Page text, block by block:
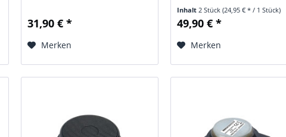
Membranaufhängung.
Schallaustritt. Alu
Technische Daten: Typ:...
31,90 € *
Merken
Impedanz: 4 Ohm;
Frequenzbereich: 70 - 18000
Gewicht: 500 g (je Stück)
Inhalt 2 Stück(24,95 € * / 1 Stück)
49,90 € *
Merken